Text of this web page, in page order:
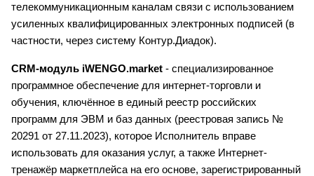
телекоммуникационным каналам связи с использованием
усиленных квалифицированных электронных подписей (в
частности, через систему Контур.Диадок).
CRM-модуль iWENGO.market - специализированное
программное обеспечение для интернет-торговли и
обучения, ключённое в единый реестр российских
программ для ЭВМ и баз данных (реестровая запись №
20291 от 27.11.2023), которое Исполнитель вправе
использовать для оказания услуг, а также Интернет-
тренажёр маркетплейса на его основе, зарегистрированный